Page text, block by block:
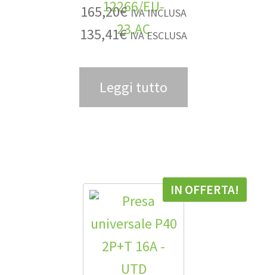
165,20€ IVA INCLUSA
135,41€ IVA ESCLUSA
Leggi tutto
IN OFFERTA!